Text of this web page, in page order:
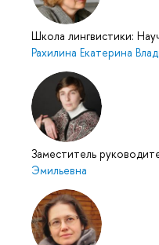
Школа лингвистики:
Рахилина Екатерина
Заместитель
Эмильевна